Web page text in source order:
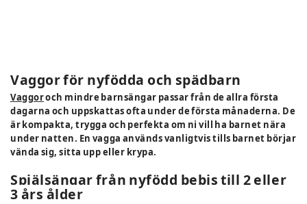
Vaggor för nyfödda och spädbarn
Vaggoroch mindre barnsängar passar från de allra första
dagarna och uppskattas ofta under de första månaderna. De
är kompakta, trygga och perfekta om ni vill ha barnet nära
under natten. En vagga används vanligtvis tills barnet börjar
vända sig, sitta upp eller krypa.
Spjälsängar från nyfödd bebis till 2 eller
3 års ålder